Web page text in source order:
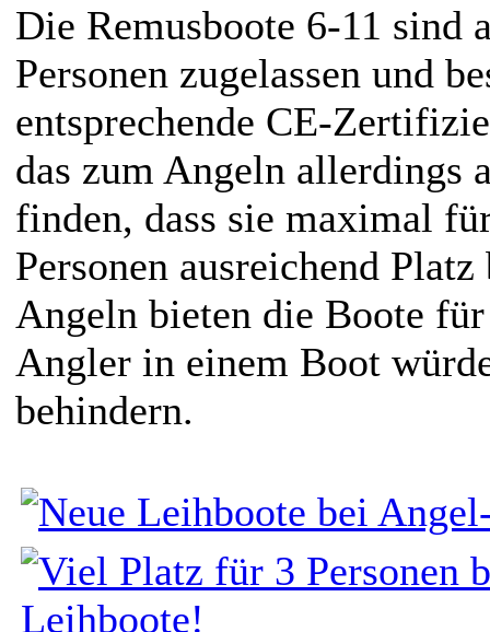
Die Remusboote 6-11 sind
Personen zugelassen und
entsprechende CE-
das zum Angeln allerdings
finden, dass sie maximal
Personen ausreichend
Angeln bieten die Boote
Angler in einem Boot
behindern.